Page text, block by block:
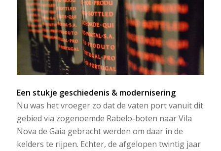
Een stukje geschiedenis & modernisering
Nu was het vroeger zo dat de vaten port vanuit dit
gebied via zogenoemde Rabelo-boten naar Vila
Nova de Gaia gebracht werden om daar in de
kelders te rijpen. Echter, de afgelopen twintig jaar